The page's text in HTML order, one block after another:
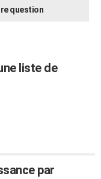
question
liste de
par